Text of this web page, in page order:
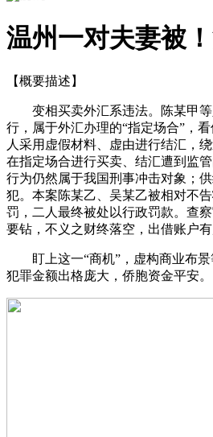
温州一对夫妻被
【概要描述】
变相买卖外汇系违法。陈某甲等
行，属于外汇办理的“指定场合”，
人采用虚假材料、虚由进行结汇，
在指定场合进行买卖、结汇遭到监
行为仍然属于我国刑事冲击对象；
犯。本案陈某乙、吴某乙被相对不
罚，二人最终被处以行政罚款。查
要钻，不义之财终落空，出借账户
盯上这一“商机”，虚构商业布景
犯罪金额出格庞大，侨胞资金平安。